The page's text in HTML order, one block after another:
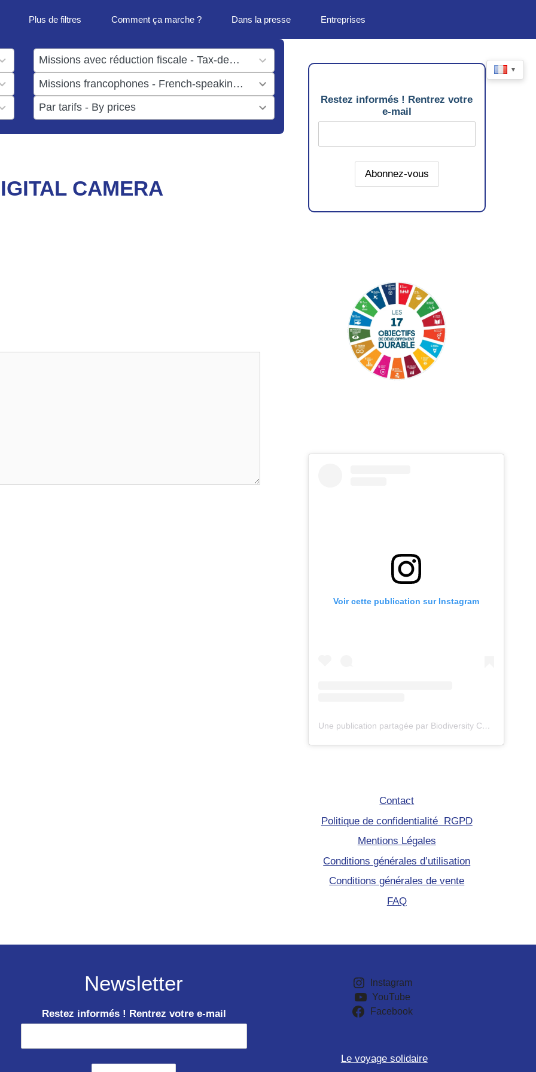
Plus de filtres Comment ça marche ? Dans la presse Entreprises
▼
result
available
result
available
results
available
CAMERA
Restez informés ! Rentrez votre
e-mail
Voir cette publication sur Instagram
Une publication partagée par Biodiversity Care (@eco.volontaire)
Contact
Politique de confidentialité RGPD
Mentions Légales
Conditions générales d’utilisation
Conditions générales de vente
FAQ
Newsletter
Restez informés ! Rentrez votre e-mail
Instagram
YouTube
Facebook
Le voyage solidaire